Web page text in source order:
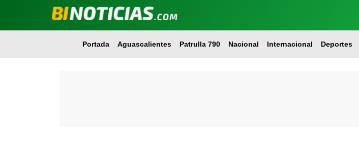
Portada Aguascalientes Patrulla 790 Nacional Internacional Deportes